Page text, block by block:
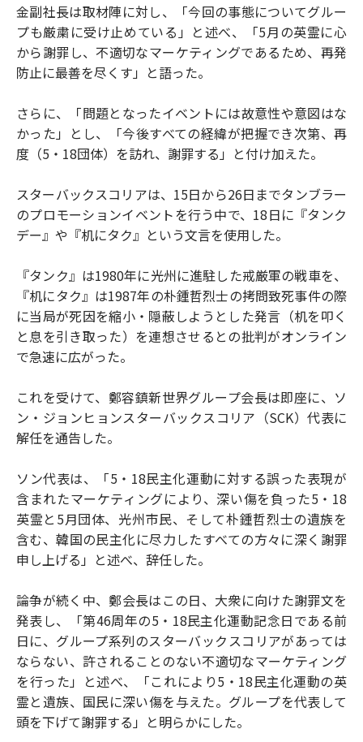
金副社長は取材陣に対し、「今回の事態についてグルー
プも厳粛に受け止めている」と述べ、「5月の英霊に心
から謝罪し、不適切なマーケティングであるため、再発
防止に最善を尽くす」と語った。
さらに、「問題となったイベントには故意性や意図はな
かった」とし、「今後すべての経緯が把握でき次第、再
度（5・18団体）を訪れ、謝罪する」と付け加えた。
スターバックスコリアは、15日から26日までタンブラー
のプロモーションイベントを行う中で、18日に『タンク
デー』や『机にタク』という文言を使用した。
『タンク』は1980年に光州に進駐した戒厳軍の戦車を、
『机にタク』は1987年の朴鍾哲烈士の拷問致死事件の際
に当局が死因を縮小・隠蔽しようとした発言（机を叩く
と息を引き取った）を連想させるとの批判がオンライン
で急速に広がった。
これを受けて、鄭容鎮新世界グループ会長は即座に、ソ
ン・ジョンヒョンスターバックスコリア（SCK）代表に
解任を通告した。
ソン代表は、「5・18民主化運動に対する誤った表現が
含まれたマーケティングにより、深い傷を負った5・18
英霊と5月団体、光州市民、そして朴鍾哲烈士の遺族を
含む、韓国の民主化に尽力したすべての方々に深く謝罪
申し上げる」と述べ、辞任した。
論争が続く中、鄭会長はこの日、大衆に向けた謝罪文を
発表し、「第46周年の5・18民主化運動記念日である前
日に、グループ系列のスターバックスコリアがあっては
ならない、許されることのない不適切なマーケティング
を行った」と述べ、「これにより5・18民主化運動の英
霊と遺族、国民に深い傷を与えた。グループを代表して
頭を下げて謝罪する」と明らかにした。